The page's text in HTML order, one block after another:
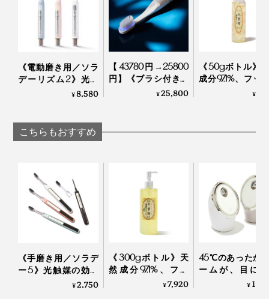
充電量が30％以下になると、使用中に、3つの白ランプ
が点滅します。
モードボタンを長押しすると、残りの充電量が白ランプ
で3段階表示されるので、ひと目でわかりやすい。
にしました。
洗浄中に、うっかり口を開けると、こんな感じで水がこぼれます。焦らず、電源
ボタンを押してオフにしましょう
わたしは、歯に矯正器具がついていることもあって、口
を開けて、鏡を見ながら洗浄するほうがラクと気づいた
ので、いまはお風呂場で、口から水をこぼしながら洗っ
《電動磨き用／ソラ
デーリズム2》光触
媒の効果で、歯磨き
SOLADEY
¥8,580
【43780円→25800
円】《ブラシ付き本
体＋替えブラシヘッ
¥25,800
《50gボトル》
成分97.1%、フッ
発泡剤・研磨剤
¥
こちらもおすすめ
《手磨き用／ソラデ
ー5》光触媒の効果
で、歯磨き粉なしで
¥2,750
《300gボトル》天
然成分97.1%、フッ
素・発泡剤・研磨
¥7,920
45℃のあったか
ームが、目に
に、気持ちいい“
¥